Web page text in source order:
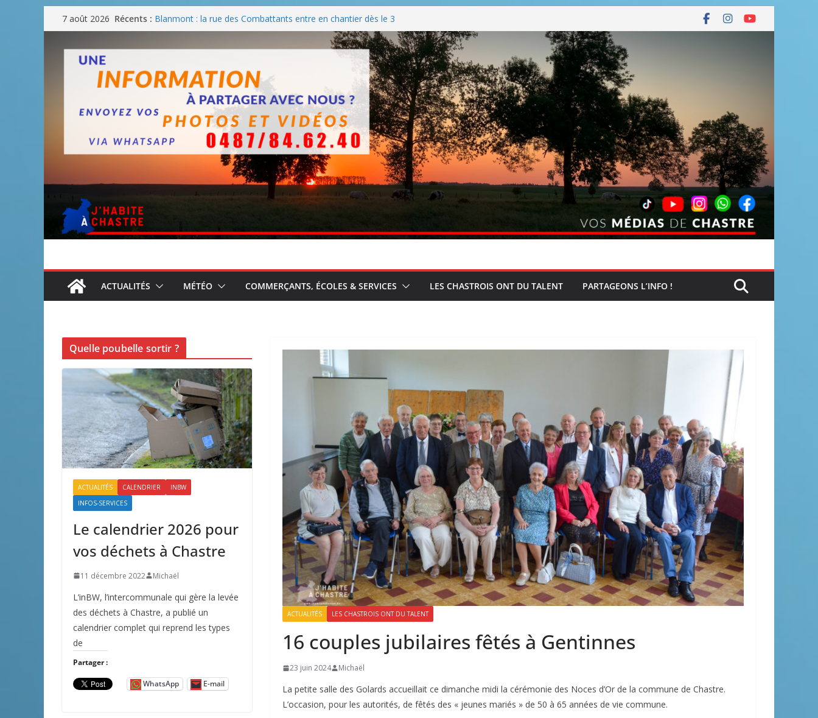
Passer
au
contenu
7 août 2026 Récents : Blanmont : la rue des Combattants entre en chantier dès le 3
août
Une fête nationale sans drache
ACTUALITÉS MÉTÉO COMMERÇANTS, ÉCOLES & SERVICES LES CHASTROIS ONT DU TALENT PARTAGEONS L’INFO !
ACTUALITÉS LES CHASTROIS ONT DU TALENT
16 couples jubilaires fêtés à Gentinnes
23 juin 2024 Michaël
La petite salle des Golards accueillait ce dimanche midi la cérémonie des Noces d’Or de la commune de Chastre.
L’occasion, pour les autorités, de fêtés des « jeunes mariés » de 50 à 65 années de vie commune.
Quelle poubelle sortir ?
ACTUALITÉS CALENDRIER
INBW
INFOS-SERVICES
Le calendrier 2026 pour
vos déchets à Chastre
11 décembre 2022 Michaël
L’inBW, l’intercommunale qui gère la levée
des déchets à Chastre, a publié un
calendrier complet qui reprend les types
de
Partager :
WhatsApp E-mail